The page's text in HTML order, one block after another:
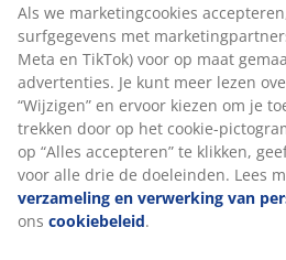
Als we marketingcookies
surfgegevens met
Meta en TikTok) voor op maat
advertenties. Je kunt meer lezen
“Wijzigen” en ervoor kiezen om je
trekken door op het cookie-
op “Alles accepteren” te klikken,
voor alle drie de doeleinden. Lees
verzameling en verwerking van
ons cookiebeleid.